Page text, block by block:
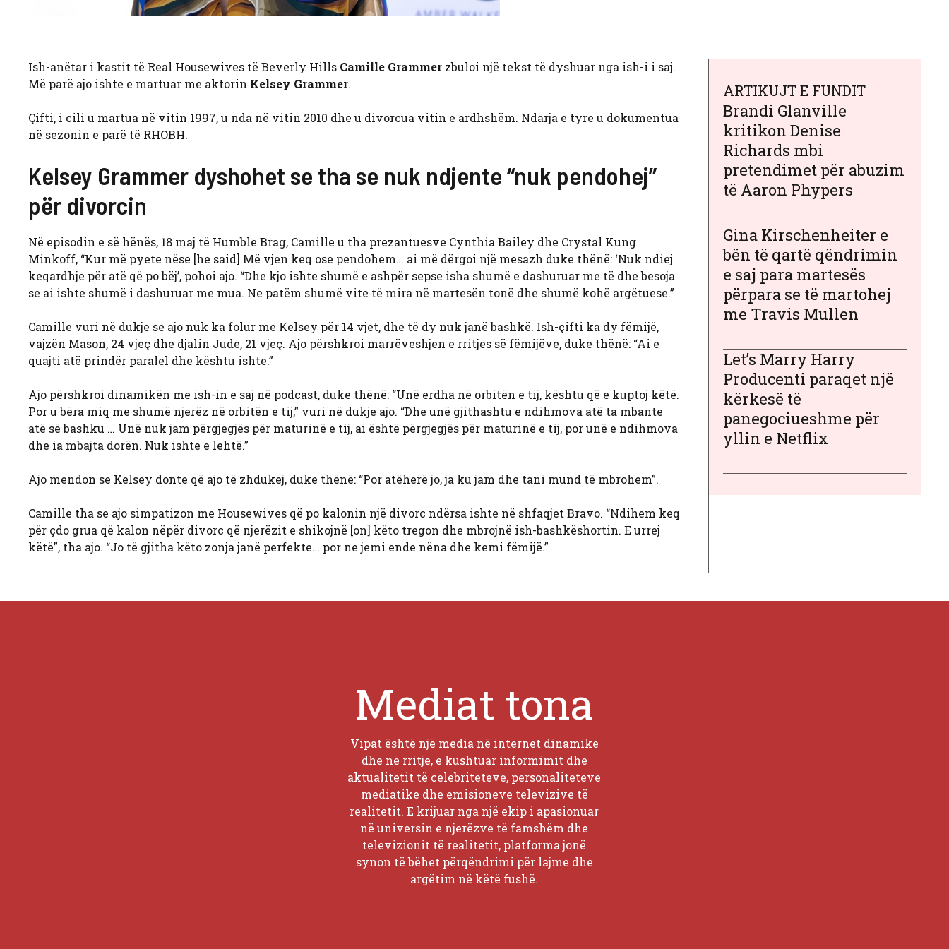
Ish-anëtar i kastit të Real Housewives të Beverly Hills Camille Grammer zbuloi një tekst të dyshuar nga ish-i i saj.
Më parë ajo ishte e martuar me aktorin Kelsey Grammer.
Çifti, i cili u martua në vitin 1997, u nda në vitin 2010 dhe u divorcua vitin e ardhshëm. Ndarja e tyre u dokumentua
në sezonin e parë të RHOBH.
Kelsey Grammer dyshohet se tha se nuk ndjente “nuk pendohej”
për divorcin
Në episodin e së hënës, 18 maj të Humble Brag, Camille u tha prezantuesve Cynthia Bailey dhe Crystal Kung
Minkoff, “Kur më pyete nëse [he said] Më vjen keq ose pendohem… ai më dërgoi një mesazh duke thënë: ‘Nuk ndiej
keqardhje për atë që po bëj’, pohoi ajo. “Dhe kjo ishte shumë e ashpër sepse isha shumë e dashuruar me të dhe besoja
se ai ishte shumë i dashuruar me mua. Ne patëm shumë vite të mira në martesën tonë dhe shumë kohë argëtuese.”
Camille vuri në dukje se ajo nuk ka folur me Kelsey për 14 vjet, dhe të dy nuk janë bashkë. Ish-çifti ka dy fëmijë,
vajzën Mason, 24 vjeç dhe djalin Jude, 21 vjeç. Ajo përshkroi marrëveshjen e rritjes së fëmijëve, duke thënë: “Ai e
quajti atë prindër paralel dhe kështu ishte.”
Ajo përshkroi dinamikën me ish-in e saj në podcast, duke thënë: “Unë erdha në orbitën e tij, kështu që e kuptoj këtë.
Por u bëra miq me shumë njerëz në orbitën e tij,” vuri në dukje ajo. “Dhe unë gjithashtu e ndihmova atë ta mbante
atë së bashku … Unë nuk jam përgjegjës për maturinë e tij, ai është përgjegjës për maturinë e tij, por unë e ndihmova
dhe ia mbajta dorën. Nuk ishte e lehtë.”
Ajo mendon se Kelsey donte që ajo të zhdukej, duke thënë: “Por atëherë jo, ja ku jam dhe tani mund të mbrohem”.
Camille tha se ajo simpatizon me Housewives që po kalonin një divorc ndërsa ishte në shfaqjet Bravo. “Ndihem keq
për çdo grua që kalon nëpër divorc që njerëzit e shikojnë [on] këto tregon dhe mbrojnë ish-bashkëshortin. E urrej
këtë”, tha ajo. “Jo të gjitha këto zonja janë perfekte… por ne jemi ende nëna dhe kemi fëmijë.”
ARTIKUJT E FUNDIT
Brandi Glanville
kritikon Denise
Richards mbi
pretendimet për abuzim
të Aaron Phypers
Gina Kirschenheiter e
bën të qartë qëndrimin
e saj para martesës
përpara se të martohej
me Travis Mullen
Let’s Marry Harry
Producenti paraqet një
kërkesë të
panegociueshme për
yllin e Netflix
Mediat tona
Vipat është një media në internet dinamike
dhe në rritje, e kushtuar informimit dhe
aktualitetit të celebriteteve, personaliteteve
mediatike dhe emisioneve televizive të
realitetit. E krijuar nga një ekip i apasionuar
në universin e njerëzve të famshëm dhe
televizionit të realitetit, platforma jonë
synon të bëhet përqëndrimi për lajme dhe
argëtim në këtë fushë.